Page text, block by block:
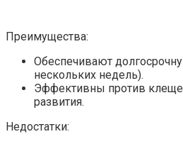
Преимущества:
Обеспечивают
нескольких недель).
Эффективны против
развития.
Недостатки: